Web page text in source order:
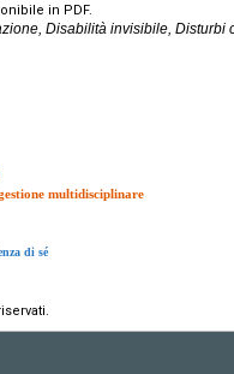
in PDF.
Disabilità invisibile, Disturbi
multidisciplinare
di sé